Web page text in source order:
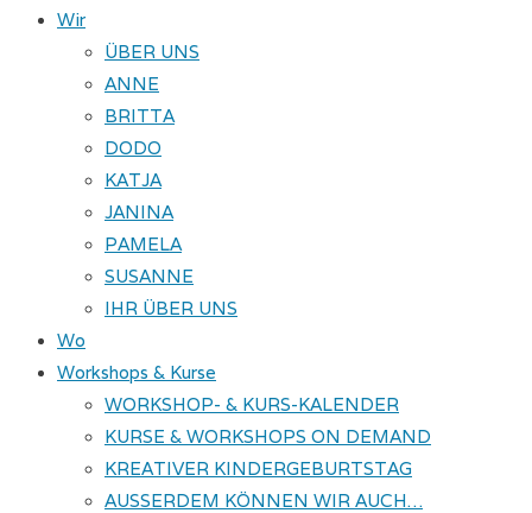
Wir
ÜBER UNS
ANNE
BRITTA
DODO
KATJA
JANINA
PAMELA
SUSANNE
IHR ÜBER UNS
Wo
Workshops & Kurse
WORKSHOP- & KURS-KALENDER
KURSE & WORKSHOPS ON DEMAND
KREATIVER KINDERGEBURTSTAG
AUSSERDEM KÖNNEN WIR AUCH…